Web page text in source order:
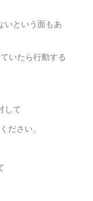
いという面もあ
いたら行動する
して
ださい。